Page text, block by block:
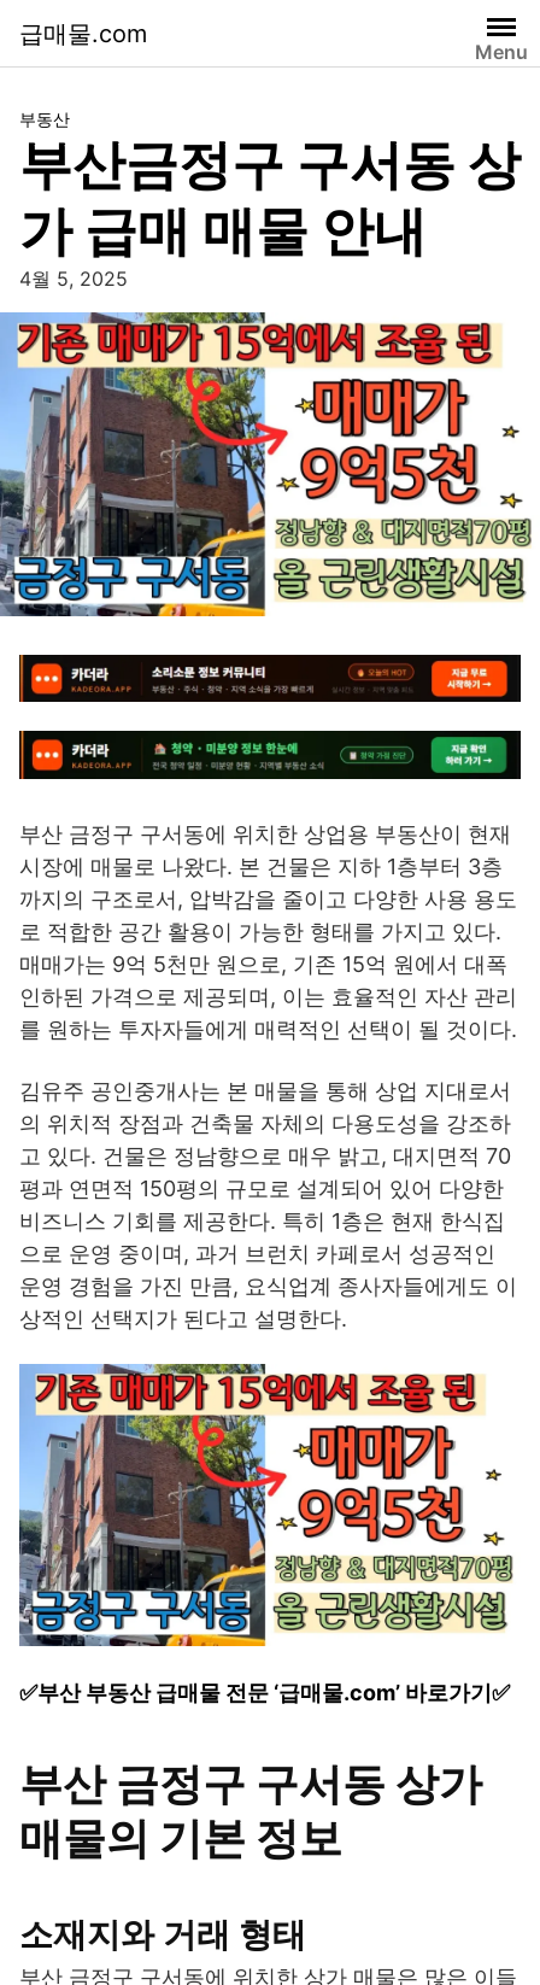
급매물.com
Menu
부동산
부산금정구 구서동 상
가 급매 매물 안내
4월 5, 2025
부산 금정구 구서동에 위치한 상업용 부동산이 현재
시장에 매물로 나왔다. 본 건물은 지하 1층부터 3층
까지의 구조로서, 압박감을 줄이고 다양한 사용 용도
로 적합한 공간 활용이 가능한 형태를 가지고 있다.
매매가는 9억 5천만 원으로, 기존 15억 원에서 대폭
인하된 가격으로 제공되며, 이는 효율적인 자산 관리
를 원하는 투자자들에게 매력적인 선택이 될 것이다.
김유주 공인중개사는 본 매물을 통해 상업 지대로서
의 위치적 장점과 건축물 자체의 다용도성을 강조하
고 있다. 건물은 정남향으로 매우 밝고, 대지면적 70
평과 연면적 150평의 규모로 설계되어 있어 다양한
비즈니스 기회를 제공한다. 특히 1층은 현재 한식집
으로 운영 중이며, 과거 브런치 카페로서 성공적인
운영 경험을 가진 만큼, 요식업계 종사자들에게도 이
상적인 선택지가 된다고 설명한다.
✅부산 부동산 급매물 전문 ‘급매물.com’ 바로가기✅
부산 금정구 구서동 상가
매물의 기본 정보
소재지와 거래 형태
부산 금정구 구서동에 위치한 상가 매물은 많은 이들